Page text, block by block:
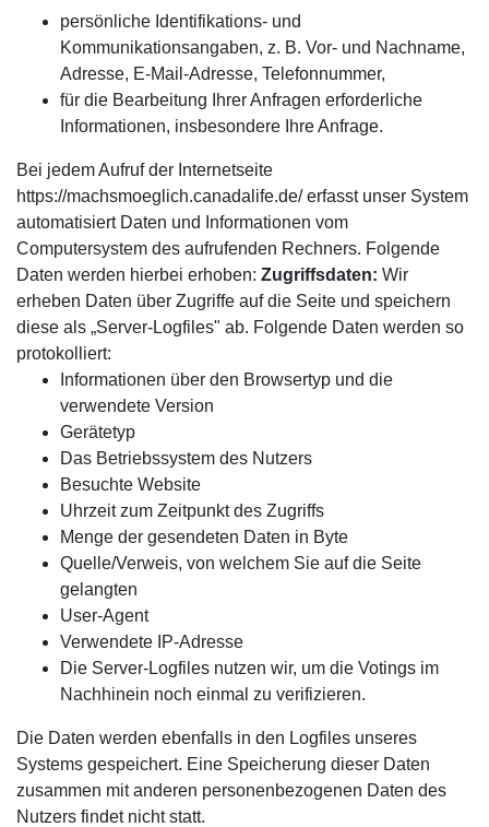
persönliche Identifikations- und
Kommunikationsangaben, z. B. Vor- und Nachname,
Adresse, E-Mail-Adresse, Telefonnummer,
für die Bearbeitung Ihrer Anfragen erforderliche
Informationen, insbesondere Ihre Anfrage.
Bei jedem Aufruf der Internetseite
https://machsmoeglich.canadalife.de/ erfasst unser System
automatisiert Daten und Informationen vom
Computersystem des aufrufenden Rechners. Folgende
Daten werden hierbei erhoben: Zugriffsdaten: Wir
erheben Daten über Zugriffe auf die Seite und speichern
diese als „Server-Logfiles" ab. Folgende Daten werden so
protokolliert:
Informationen über den Browsertyp und die
verwendete Version
Gerätetyp
Das Betriebssystem des Nutzers
Besuchte Website
Uhrzeit zum Zeitpunkt des Zugriffs
Menge der gesendeten Daten in Byte
Quelle/Verweis, von welchem Sie auf die Seite
gelangten
User-Agent
Verwendete IP-Adresse
Die Server-Logfiles nutzen wir, um die Votings im
Nachhinein noch einmal zu verifizieren.
Die Daten werden ebenfalls in den Logfiles unseres
Systems gespeichert. Eine Speicherung dieser Daten
zusammen mit anderen personenbezogenen Daten des
Nutzers findet nicht statt.